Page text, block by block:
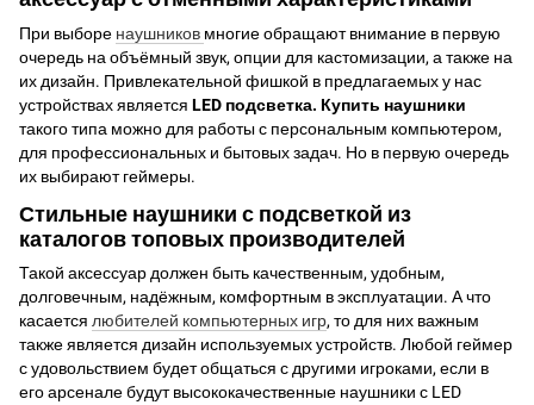
При выборе наушников многие обращают внимание в первую
очередь на объёмный звук, опции для кастомизации, а также на
их дизайн. Привлекательной фишкой в предлагаемых у нас
устройствах является LED подсветка. Купить наушники
такого типа можно для работы с персональным компьютером,
для профессиональных и бытовых задач. Но в первую очередь
их выбирают геймеры.
Стильные наушники с подсветкой из
каталогов топовых производителей
Такой аксессуар должен быть качественным, удобным,
долговечным, надёжным, комфортным в эксплуатации. А что
касается любителей компьютерных игр, то для них важным
также является дизайн используемых устройств. Любой геймер
с удовольствием будет общаться с другими игроками, если в
его арсенале будут высококачественные наушники с LED